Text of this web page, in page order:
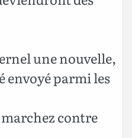
une nouvelle,
envoyé parmi les
contre